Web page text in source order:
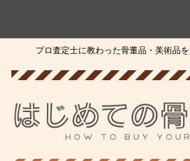
プロ査定士に教わった骨董品・美術品